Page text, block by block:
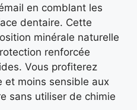
en comblant les
dentaire. Cette
minérale naturelle
renforcée
Vous profiterez
et moins sensible aux
sans utiliser de chimie